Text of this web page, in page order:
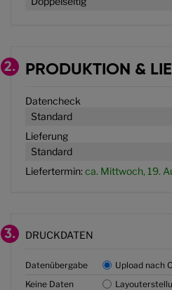
2. PRODUKTION &
Datencheck
Standard
Lieferung
Standard
Liefertermin: ca. Mittwoch, 19.
3. DRUCKDATEN
Datenübergabe Upload nach
Keine Daten